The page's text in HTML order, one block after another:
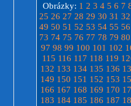
Obrázky: 1 2 3 4 5 6 7
25 26 27 28 29 30 31 32
49 50 51 52 53 54 55 56
73 74 75 76 77 78 79 80
97 98 99 100 101 102
115 116 117 118 119
132 133 134 135 136
149 150 151 152 153
166 167 168 169 170
183 184 185 186 187